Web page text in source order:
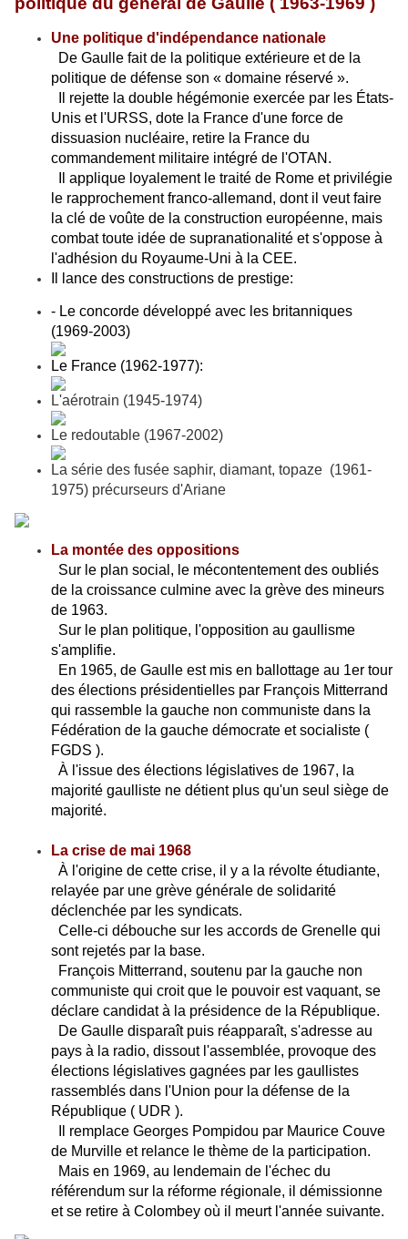
Une politique d'indépendance nationale
De Gaulle fait de la politique extérieure et de la
politique de défense son « domaine réservé ».
Il rejette la double hégémonie exercée par les États-
Unis et l'URSS, dote la France d'une force de
dissuasion nucléaire, retire la France du
commandement militaire intégré de l'OTAN.
Il applique loyalement le traité de Rome et privilégie
le rapprochement franco-allemand, dont il veut faire
la clé de voûte de la construction européenne, mais
combat toute idée de supranationalité et s'oppose à
l'adhésion du Royaume-Uni à la CEE.
Il lance des constructions de prestige:
- Le concorde développé avec les britanniques
(1969-2003)
Le France (1962-1977):
L'aérotrain (1945-1974)
Le redoutable (1967-2002)
La série des fusée saphir, diamant, topaze (1961-
1975) précurseurs d'Ariane
La montée des oppositions
Sur le plan social, le mécontentement des oubliés
de la croissance culmine avec la grève des mineurs
de 1963.
Sur le plan politique, l'opposition au gaullisme
s'amplifie.
En 1965, de Gaulle est mis en ballottage au 1er tour
des élections présidentielles par François Mitterrand
qui rassemble la gauche non communiste dans la
Fédération de la gauche démocrate et socialiste (
FGDS ).
À l'issue des élections législatives de 1967, la
majorité gaulliste ne détient plus qu'un seul siège de
majorité.
La crise de mai 1968
À l'origine de cette crise, il y a la révolte étudiante,
relayée par une grève générale de solidarité
déclenchée par les syndicats.
Celle-ci débouche sur les accords de Grenelle qui
sont rejetés par la base.
François Mitterrand, soutenu par la gauche non
communiste qui croit que le pouvoir est vaquant, se
déclare candidat à la présidence de la République.
De Gaulle disparaît puis réapparaît, s'adresse au
pays à la radio, dissout l'assemblée, provoque des
élections législatives gagnées par les gaullistes
rassemblés dans l'Union pour la défense de la
République ( UDR ).
Il remplace Georges Pompidou par Maurice Couve
de Murville et relance le thème de la participation.
Mais en 1969, au lendemain de l'échec du
référendum sur la réforme régionale, il démissionne
et se retire à Colombey où il meurt l'année suivante.